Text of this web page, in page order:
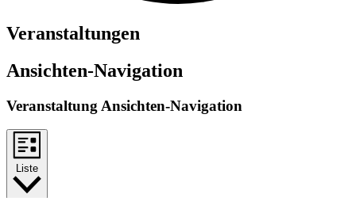
Veranstaltungen
Ansichten-Navigation
Veranstaltung Ansichten-Navigation
Liste